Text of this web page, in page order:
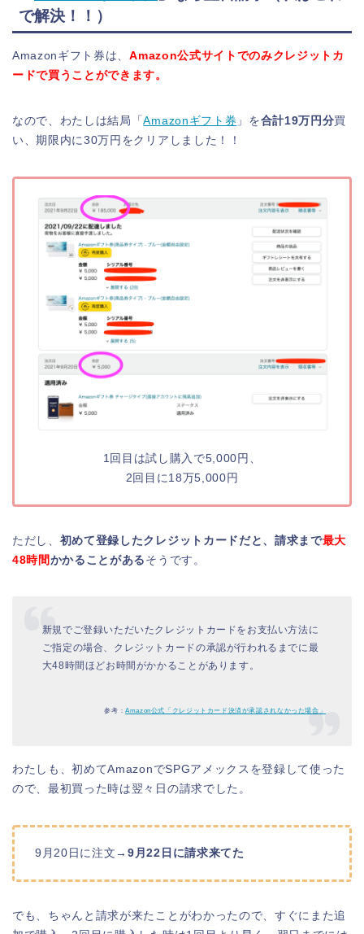
で解決！！）
Amazonギフト券は、Amazon公式サイトでのみクレジットカ
ードで買うことができます。
なので、わたしは結局「Amazonギフト券 」を合計19万円分買
い、期限内に30万円をクリアしました！！
1回目は試し購入で5,000円、
2回目に18万5,000円
ただし、 初めて登録したクレジットカードだと、請求まで最大
48時間 かかることがある そうです。
新規でご登録いただいたクレジットカードをお支払い方法に
ご指定の場合、クレジットカードの承認が行われるまでに最
大48時間ほどお時間がかかることがあります。
参考：Amazon公式「クレジットカード決済が承認されなかった場合」
わたしも、初めてAmazonでSPGアメックスを登録して使った
ので、最初買った時は翌々日の請求でした。
9月20日に注文→9月22日に請求来てた
でも、ちゃんと請求が来たことがわかったので、すぐにまた追